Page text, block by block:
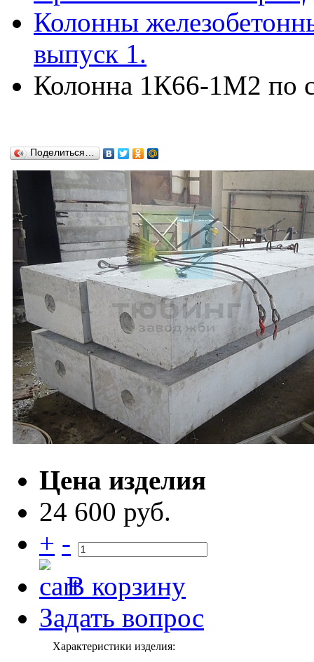
Колонны
выпуск 1.
Колонна 1К66-1М2 по
Поделиться…
Цена изделия
24 600 руб.
+ -
В корзину
Задать вопрос
Характеристики изделия: